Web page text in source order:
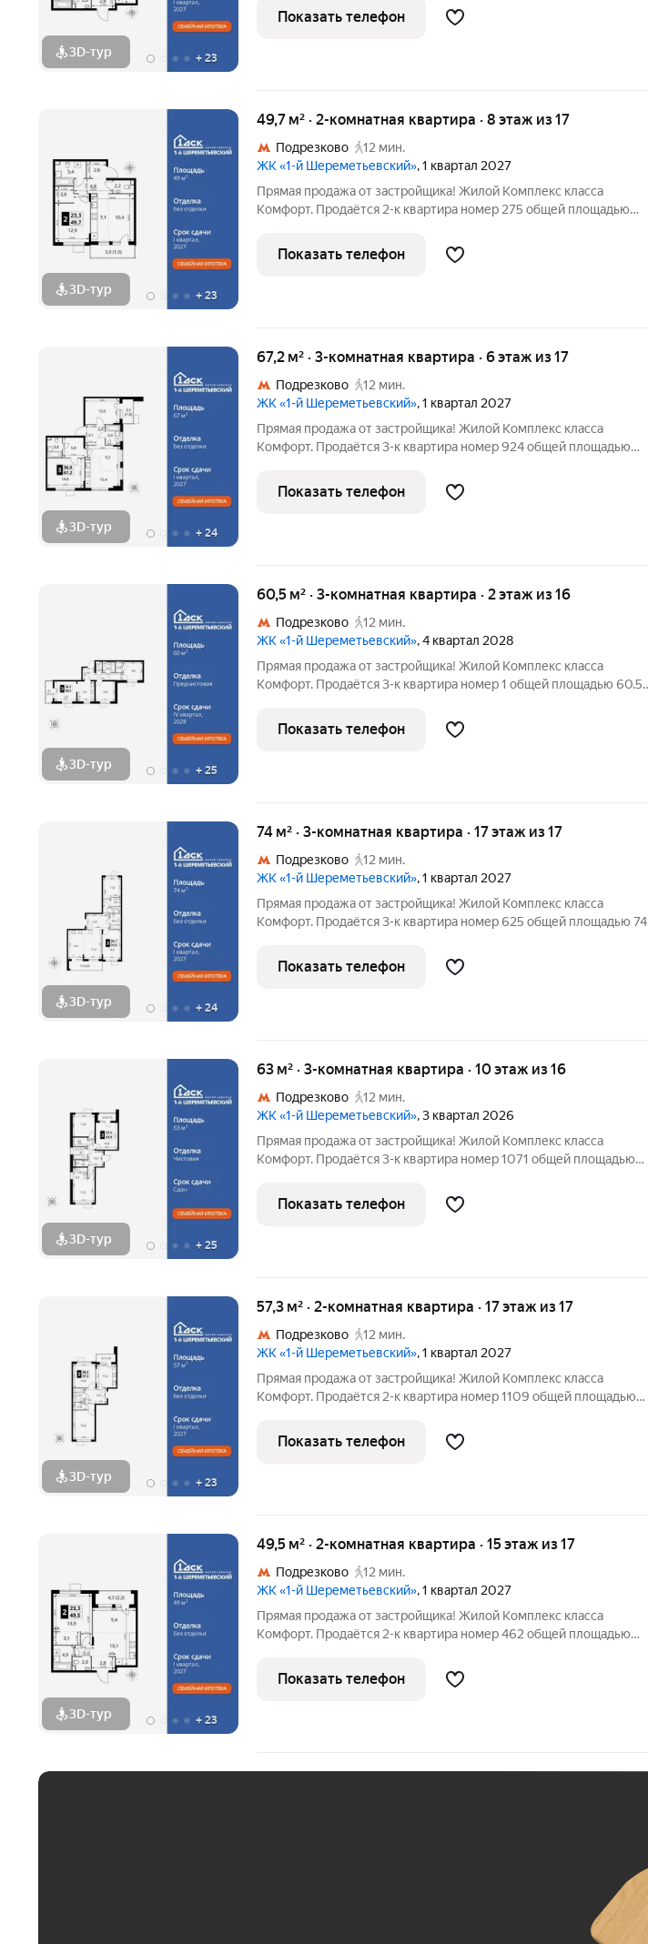
3D-тур + 23
зона с гардеробной. Просторное место для отдыха и удобного
хранения
Показать телефон
3D-тур + 23
49,7 м² · 2-комнатная квартира · 8 этаж из 17
Подрезково
12 мин.
ЖК «1-й Шереметьевский», 1 квартал 2027
Прямая продажа от застройщика! Жилой Комплекс класса
Комфорт. Продаётся 2-к квартира номер 275 общей площадью
зона с гардеробной. Просторное место для отдыха и удобного
хранения вещей.
Показать телефон
3D-тур + 24
67,2 м² · 3-комнатная квартира · 6 этаж из 17
Подрезково
12 мин.
ЖК «1-й Шереметьевский», 1 квартал 2027
Прямая продажа от застройщика! Жилой Комплекс класса
Комфорт. Продаётся 3-к квартира номер 924 общей площадью
Просторная спальня, в которой можно разместить большую
кровать. - Угловая
Показать телефон
3D-тур + 25
60,5 м² · 3-комнатная квартира · 2 этаж из 16
Подрезково
12 мин.
ЖК «1-й Шереметьевский», 4 квартал 2028
Прямая продажа от застройщика! Жилой Комплекс класса
Комфорт. Продаётся 3-к квартира номер 1 общей площадью 60.5
Мастер-зона с гардеробной. Просторное место для отдыха и
удобного хранения
Показать телефон
3D-тур + 24
74 м² · 3-комнатная квартира · 17 этаж из 17
Подрезково
12 мин.
ЖК «1-й Шереметьевский», 1 квартал 2027
Прямая продажа от застройщика! Жилой Комплекс класса
Комфорт. Продаётся 3-к квартира номер 625 общей площадью 74
с гардеробной. Просторное место для отдыха и удобного
хранения вещей.
Показать телефон
3D-тур + 25
63 м² · 3-комнатная квартира · 10 этаж из 16
Подрезково
12 мин.
ЖК «1-й Шереметьевский», 3 квартал 2026
Прямая продажа от застройщика! Жилой Комплекс класса
Комфорт. Продаётся 3-к квартира номер 1071 общей площадью
Просторная спальня, в которой можно разместить большую
кровать. -
Показать телефон
3D-тур + 23
57,3 м² · 2-комнатная квартира · 17 этаж из 17
Подрезково
12 мин.
ЖК «1-й Шереметьевский», 1 квартал 2027
Прямая продажа от застройщика! Жилой Комплекс класса
Комфорт. Продаётся 2-к квартира номер 1109 общей площадью
Просторная спальня, в которой можно разместить большую
кровать. - Распашная
Показать телефон
3D-тур + 23
49,5 м² · 2-комнатная квартира · 15 этаж из 17
Подрезково
12 мин.
ЖК «1-й Шереметьевский», 1 квартал 2027
Прямая продажа от застройщика! Жилой Комплекс класса
Комфорт. Продаётся 2-к квартира номер 462 общей площадью
зона с гардеробной. Просторное место для отдыха и удобного
хранения
Показать телефон